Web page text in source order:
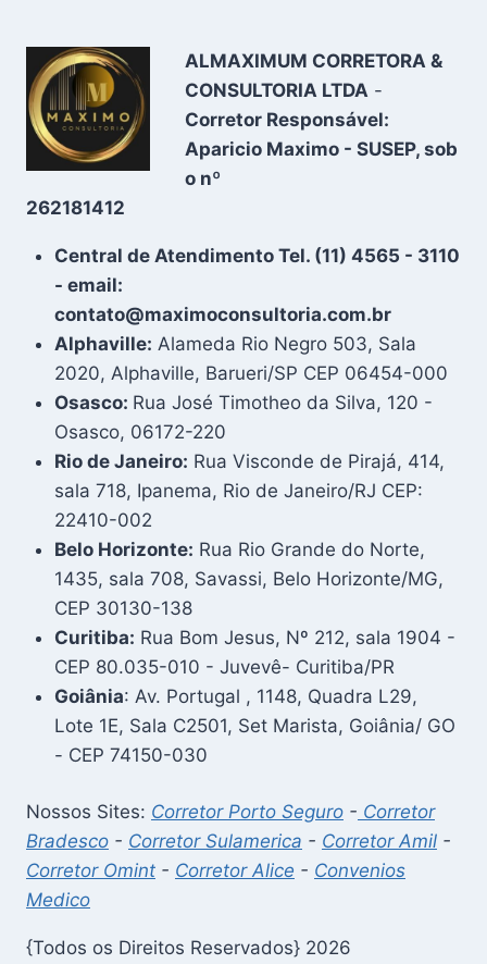
ALMAXIMUM CORRETORA &
CONSULTORIA LTDA -
Corretor Responsável:
Aparicio Maximo - SUSEP, sob
o nº
262181412
Central de Atendimento Tel. (11) 4565 - 3110
- email:
contato@maximoconsultoria.com.br
Alphaville: Alameda Rio Negro 503, Sala
2020, Alphaville, Barueri/SP CEP 06454-000
Osasco: Rua José Timotheo da Silva, 120 -
Osasco, 06172-220
Rio de Janeiro: Rua Visconde de Pirajá, 414,
sala 718, Ipanema, Rio de Janeiro/RJ CEP:
22410-002
Belo Horizonte: Rua Rio Grande do Norte,
1435, sala 708, Savassi, Belo Horizonte/MG,
CEP 30130-138
Curitiba: Rua Bom Jesus, Nº 212, sala 1904 -
CEP 80.035-010 - Juvevê- Curitiba/PR
Goiânia: Av. Portugal , 1148, Quadra L29,
Lote 1E, Sala C2501, Set Marista, Goiânia/ GO
- CEP 74150-030
Nossos Sites: Corretor Porto Seguro - Corretor
Bradesco - Corretor Sulamerica - Corretor Amil -
Corretor Omint - Corretor Alice - Convenios
Medico
{Todos os Direitos Reservados} 2026